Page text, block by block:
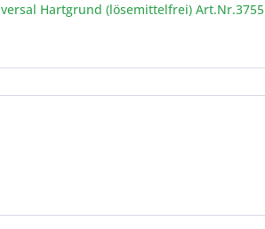
Hartgrund (lösemittelfrei) Art.Nr.3755